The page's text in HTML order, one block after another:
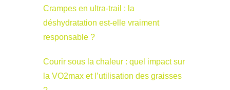
Crampes en ultra-trail : la
déshydratation est-elle vraiment
responsable ?
Courir sous la chaleur : quel impact sur
la VO2max et l’utilisation des graisses